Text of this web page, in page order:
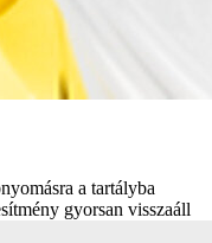
a tartályba
gyorsan visszaáll